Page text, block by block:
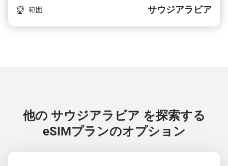
範囲 サウジアラビア
他の サウジアラビア を探索する
eSIMプランのオプション